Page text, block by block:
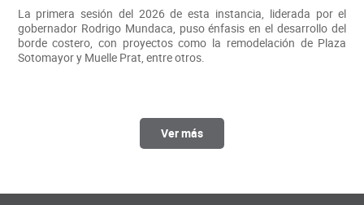
La primera sesión del 2026 de esta instancia, liderada por el
gobernador Rodrigo Mundaca, puso énfasis en el desarrollo del
borde costero, con proyectos como la remodelación de Plaza
Sotomayor y Muelle Prat, entre otros.
Ver más